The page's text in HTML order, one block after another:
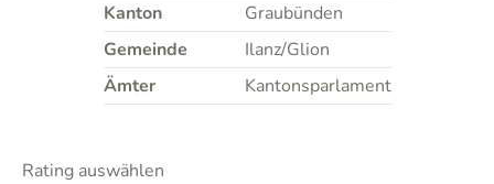
Kanton
Graubünden
Gemeinde
Ilanz/Glion
Ämter
Kantonsparlament
Rating auswählen